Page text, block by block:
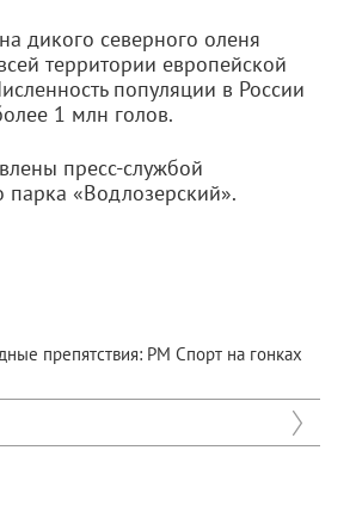
дикого северного оленя
территории европейской
популяции в России
1 млн голов.
пресс-службой
парка «Водлозерский».
препятствия: РМ Спорт на гонках